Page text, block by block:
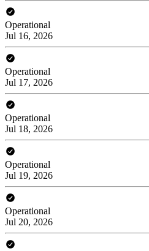
Operational
Jul 16, 2026
Operational
Jul 17, 2026
Operational
Jul 18, 2026
Operational
Jul 19, 2026
Operational
Jul 20, 2026